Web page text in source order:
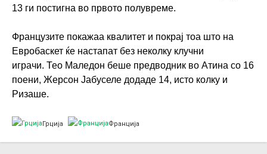
13 ги постигна во првото полувреме.
Французите покажаа квалитет и покрај тоа што на
Евробаскет ќе настапат без неколку клучни
играчи. Тео Маледон беше предводник во Атина со 16
поени, Жерсон Јабуселе додаде 14, исто колку и
Ризаше.
Грција Франција